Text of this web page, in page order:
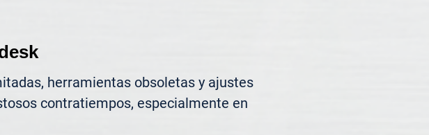
herramientas obsoletas y ajustes
contratiempos, especialmente en